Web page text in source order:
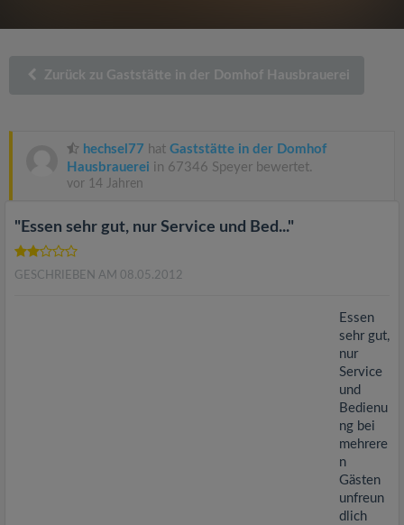
Zurück zu Gaststätte in der Domhof Hausbrauerei
hechsel77 hat Gaststätte in der Domhof
Hausbrauerei in 67346 Speyer bewertet.
vor 14 Jahren
"Essen sehr gut, nur Service und Bed..."
GESCHRIEBEN AM 08.05.2012
Essen
sehr gut,
nur
Service
und
Bedienu
ng bei
mehrere
n
Gästen
unfreun
dlich
t